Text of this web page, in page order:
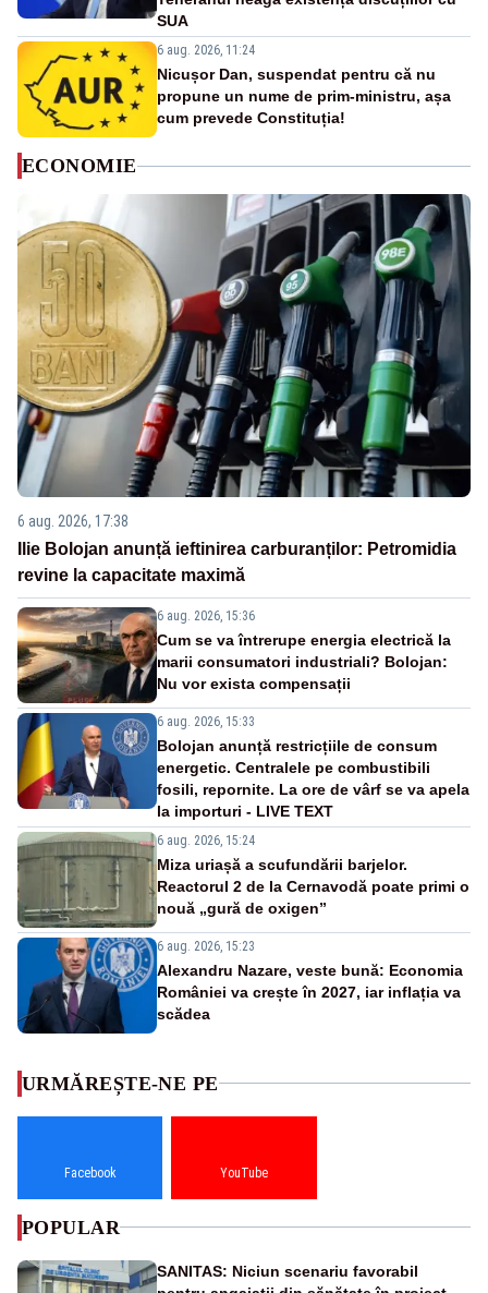
SUA
6 aug. 2026, 11:24
Nicușor Dan, suspendat pentru că nu
propune un nume de prim-ministru, așa
cum prevede Constituția!
ECONOMIE
6 aug. 2026, 17:38
Ilie Bolojan anunță ieftinirea carburanților: Petromidia
revine la capacitate maximă
6 aug. 2026, 15:36
Cum se va întrerupe energia electrică la
marii consumatori industriali? Bolojan:
Nu vor exista compensații
6 aug. 2026, 15:33
Bolojan anunță restricțiile de consum
energetic. Centralele pe combustibili
fosili, repornite. La ore de vârf se va apela
la importuri - LIVE TEXT
6 aug. 2026, 15:24
Miza uriașă a scufundării barjelor.
Reactorul 2 de la Cernavodă poate primi o
nouă „gură de oxigen”
6 aug. 2026, 15:23
Alexandru Nazare, veste bună: Economia
României va crește în 2027, iar inflația va
scădea
URMĂREȘTE-NE PE
Facebook YouTube
POPULAR
SANITAS: Niciun scenariu favorabil